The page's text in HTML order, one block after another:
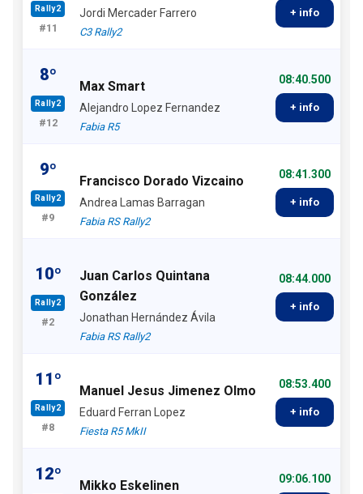
Rally2
#11
Jordi Mercader Farrero
C3 Rally2
+ info
8º
Rally2
#12
Max Smart
Alejandro Lopez Fernandez
Fabia R5
08:40.500
+ info
9º
Rally2
#9
Francisco Dorado Vizcaino
Andrea Lamas Barragan
Fabia RS Rally2
08:41.300
+ info
10º
Rally2
#2
Juan Carlos Quintana
González
Jonathan Hernández Ávila
Fabia RS Rally2
08:44.000
+ info
11º
Rally2
#8
Manuel Jesus Jimenez Olmo
Eduard Ferran Lopez
Fiesta R5 MkII
08:53.400
+ info
12º
Mikko Eskelinen 09:06.100